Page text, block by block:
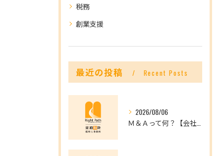
税務
創業支援
最近の投稿 Recent Posts
2026/08/06